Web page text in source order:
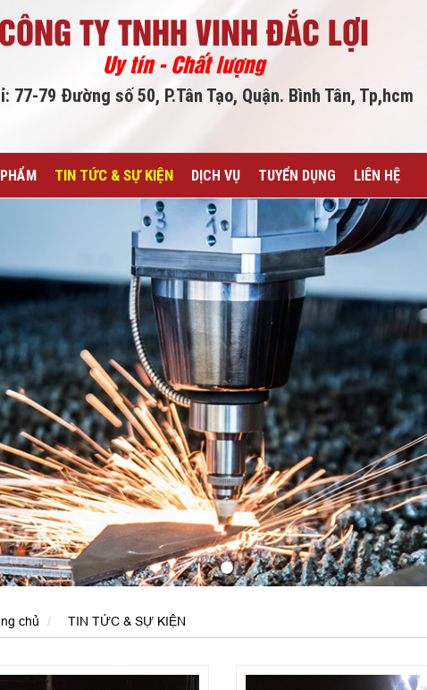
CÔNG TY TNHH VINH ĐẮC LỢI
Uy tín - Chất lượng
77-79 Đường số 50, P.Tân Tạo, Quận. Bình Tân, Tp,hcm
TIN TỨC & SỰ KIỆN DỊCH VỤ TUYỂN DỤNG LIÊN HỆ
chủ TIN TỨC & SỰ KIỆN